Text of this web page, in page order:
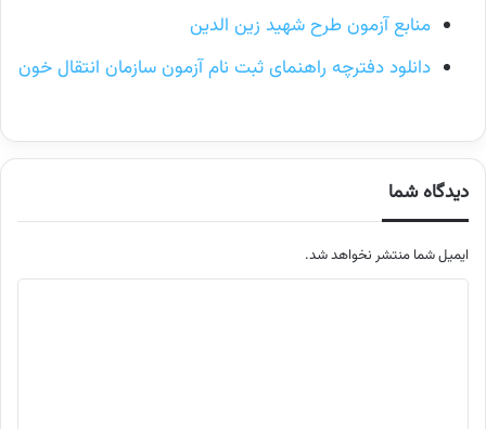
منابع آزمون طرح شهید زین الدین
دانلود دفترچه راهنمای ثبت نام آزمون سازمان انتقال خون
دیدگاه شما
ایمیل شما منتشر نخواهد شد.